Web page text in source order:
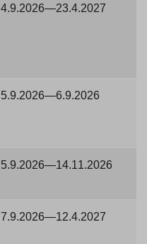
4.9.2026—23.4.2027
5.9.2026—6.9.2026
5.9.2026—14.11.2026
7.9.2026—12.4.2027